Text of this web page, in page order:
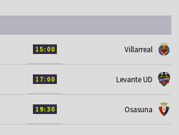
15:00 Villarreal
17:00 Levante UD
19:30 Osasuna